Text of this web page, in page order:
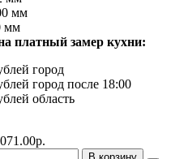
мм
мм
платный замер кухни:
город
город после 18:00
область